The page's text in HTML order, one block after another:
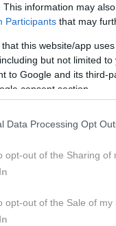
This information may
Participants that may
that this website/app
but not limited
to Google and its third-
consent section.
Data Processing Opt
opt-out of the Sharing of
opt-out of the Sale of my
Svežine
dejavnikov.
kar kupci
Pri nekaterih
kiselkast,
se je začel
videz še vedno